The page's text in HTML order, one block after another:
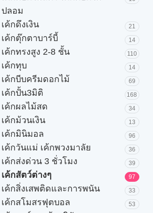
ปลอม
เค้กดึงเงิน 21
เค้กตุ๊กตาบาร์บี้ 14
เค้กทรงสูง 2-8 ชั้น 110
เค้กทุบ 14
เค้กบีบครีมดอกไม้ 69
เค้กปั้น3มิติ 168
เค้กผลไม้สด 34
เค้กม้วนเงิน 13
เค้กมินิมอล 96
เค้กวันแม่ เค้กพวงมาลัย 36
เค้กส่งด่วน 3 ชั่วโมง 39
เค้กสัตว์ต่างๆ 97
เค้กสิ่งเสพติดและการพนัน 33
เค้กสโมสรฟุตบอล 53